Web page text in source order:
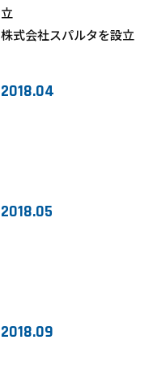
立
株式会社スパルタを設立
2018.04
2018.05
2018.09